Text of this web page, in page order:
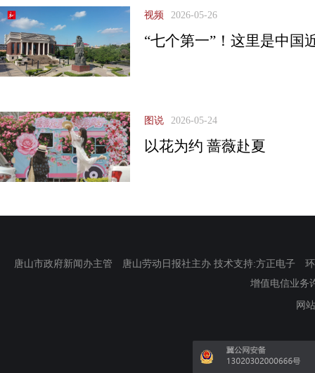
视频 2026-05-26
“七个第一”！这里是中国
图说 2026-05-24
以花为约 蔷薇赴夏
唐山市政府新闻办主管 唐山劳动日报社主办 技术支持:方正电子
增值电信业务
网